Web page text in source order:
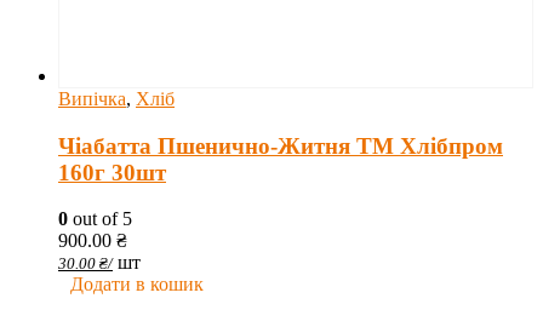
Випічка, Хліб
Чіабатта Пшенично-Житня ТМ Хлібпром
160г 30шт
0 out of 5
900.00 ₴
30.00 ₴/ шт
Додати в кошик